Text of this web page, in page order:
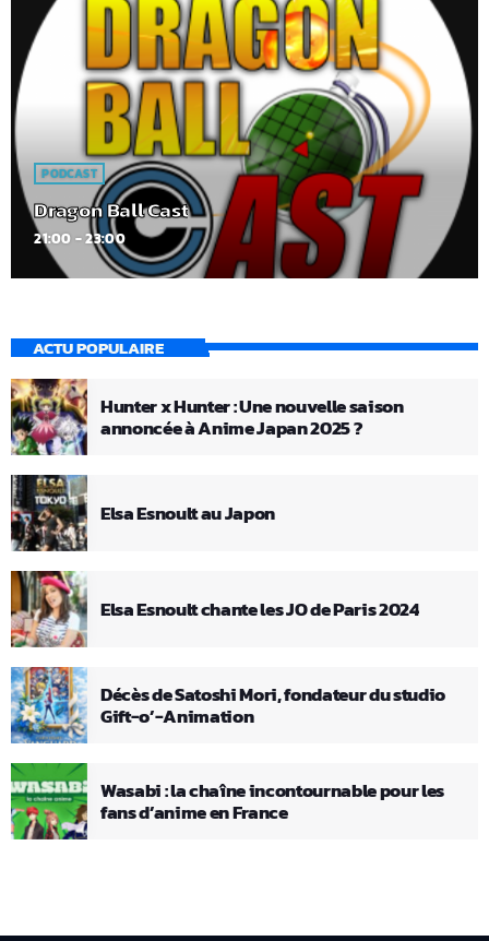
PODCAST
Dragon Ball Cast
21:00 - 23:00
ACTU POPULAIRE
Hunter x Hunter : Une nouvelle saison
annoncée à Anime Japan 2025 ?
Elsa Esnoult au Japon
Elsa Esnoult chante les JO de Paris 2024
Décès de Satoshi Mori, fondateur du studio
Gift-o’-Animation
Wasabi : la chaîne incontournable pour les
fans d’anime en France